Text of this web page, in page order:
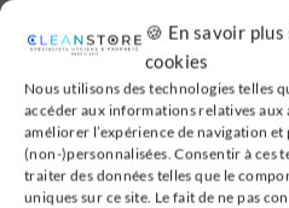
🍪 En savoir plus
cookies
Nous utilisons des technologies telles
accéder aux informations relatives aux
améliorer l’expérience de navigation
(non-)personnalisées. Consentir à ces
traiter des données telles que le
uniques sur ce site. Le fait de ne pas
HYGIÈNE,TOILETTES JAPONAISES
L’aspect écologique
japonaises :
environnementale
28 OCTOBRE 2024